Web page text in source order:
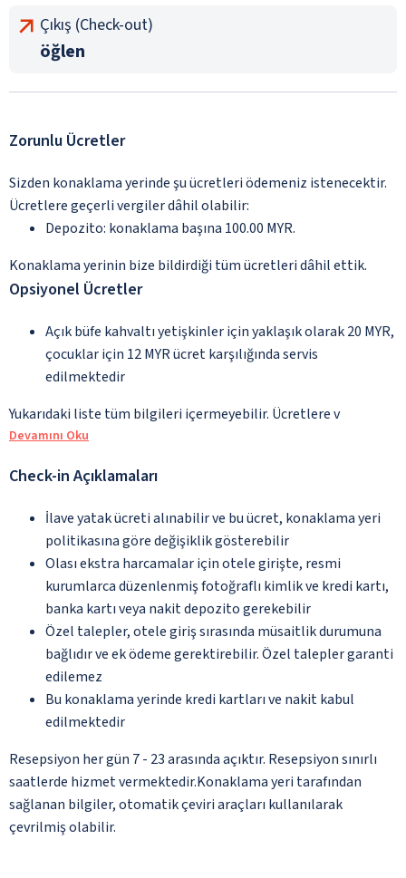
Çıkış (Check-out)
öğlen
Zorunlu Ücretler
Sizden konaklama yerinde şu ücretleri ödemeniz istenecektir.
Ücretlere geçerli vergiler dâhil olabilir:
Depozito: konaklama başına 100.00 MYR.
Konaklama yerinin bize bildirdiği tüm ücretleri dâhil ettik.
Opsiyonel Ücretler
Açık büfe kahvaltı yetişkinler için yaklaşık olarak 20 MYR,
çocuklar için 12 MYR ücret karşılığında servis
edilmektedir
Yukarıdaki liste tüm bilgileri içermeyebilir. Ücretlere v
Devamını Oku
Check-in Açıklamaları
İlave yatak ücreti alınabilir ve bu ücret, konaklama yeri
politikasına göre değişiklik gösterebilir
Olası ekstra harcamalar için otele girişte, resmi
kurumlarca düzenlenmiş fotoğraflı kimlik ve kredi kartı,
banka kartı veya nakit depozito gerekebilir
Özel talepler, otele giriş sırasında müsaitlik durumuna
bağlıdır ve ek ödeme gerektirebilir. Özel talepler garanti
edilemez
Bu konaklama yerinde kredi kartları ve nakit kabul
edilmektedir
Resepsiyon her gün 7 - 23 arasında açıktır. Resepsiyon sınırlı
saatlerde hizmet vermektedir.Konaklama yeri tarafından
sağlanan bilgiler, otomatik çeviri araçları kullanılarak
çevrilmiş olabilir.